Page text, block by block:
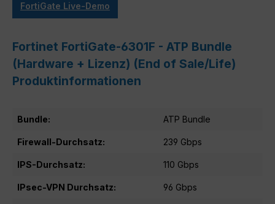
FortiGate Live-Demo
Fortinet FortiGate-6301F - ATP Bundle
(Hardware + Lizenz) (End of Sale/Life)
Produktinformationen
Bundle: ATP Bundle
Firewall-Durchsatz: 239 Gbps
IPS-Durchsatz: 110 Gbps
IPsec-VPN Durchsatz: 96 Gbps